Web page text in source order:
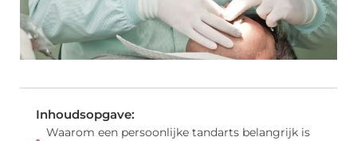
Inhoudsopgave:
Waarom een persoonlijke tandarts belangrijk is